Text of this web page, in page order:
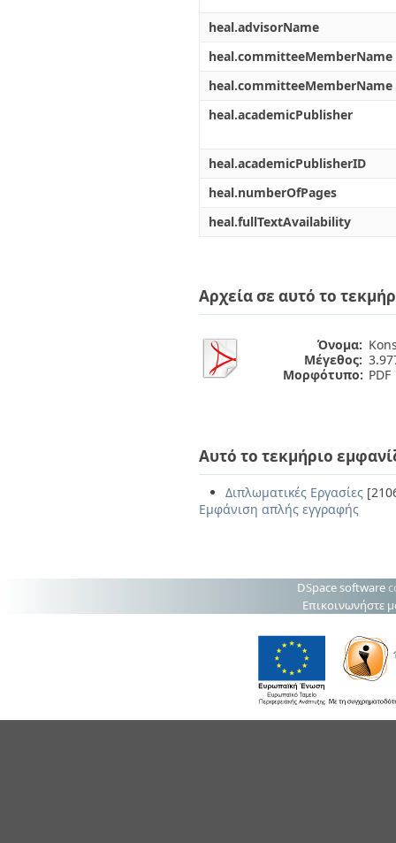
heal.advisorName
heal.committeeMemberName
heal.committeeMemberName
heal.academicPublisher
heal.academicPublisherID
heal.numberOfPages
heal.fullTextAvailability
Αρχεία σε αυτό το
Όνομα:
Μέγεθος:
Μορφότυπο: PDF
Αυτό το τεκμήριο
Διπλωματικές Εργασίες
Εμφάνιση απλής εγγραφής
DSpace software
Επικοινωνήστε